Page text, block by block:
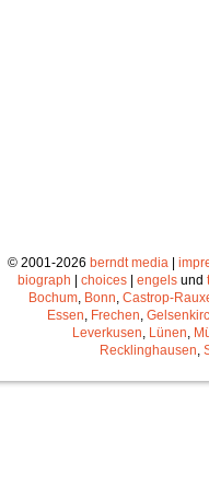
© 2001-2026 berndt media |
biograph | choices | engels und
Bochum Bonn Castrop-
Essen Frechen
Leverkusen Lünen
Recklinghausen